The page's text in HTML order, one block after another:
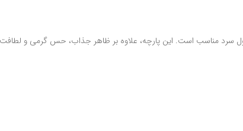
مناسب است. این پارچه، علاوه بر ظاهر جذاب، حس گرمی و